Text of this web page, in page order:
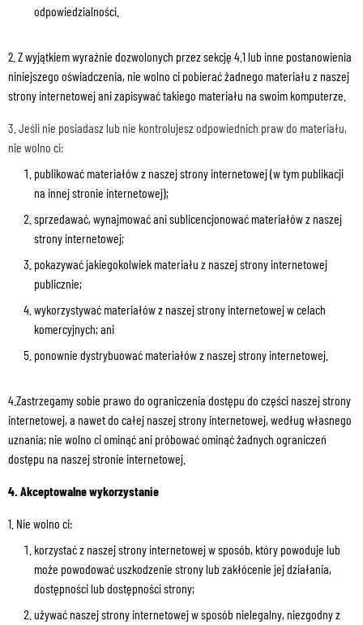
odpowiedzialności.
2. Z wyjątkiem wyraźnie dozwolonych przez sekcję 4.1 lub inne postanowienia
niniejszego oświadczenia, nie wolno ci pobierać żadnego materiału z naszej
strony internetowej ani zapisywać takiego materiału na swoim komputerze.
3. Jeśli nie posiadasz lub nie kontrolujesz odpowiednich praw do materiału,
nie wolno ci:
publikować materiałów z naszej strony internetowej (w tym publikacji
na innej stronie internetowej);
sprzedawać, wynajmować ani sublicencjonować materiałów z naszej
strony internetowej;
pokazywać jakiegokolwiek materiału z naszej strony internetowej
publicznie;
wykorzystywać materiałów z naszej strony internetowej w celach
komercyjnych; ani
ponownie dystrybuować materiałów z naszej strony internetowej.
4.Zastrzegamy sobie prawo do ograniczenia dostępu do części naszej strony
internetowej, a nawet do całej naszej strony internetowej, według własnego
uznania; nie wolno ci ominąć ani próbować ominąć żadnych ograniczeń
dostępu na naszej stronie internetowej.
4. Akceptowalne wykorzystanie
1. Nie wolno ci:
korzystać z naszej strony internetowej w sposób, który powoduje lub
może powodować uszkodzenie strony lub zakłócenie jej działania,
dostępności lub dostępności strony;
używać naszej strony internetowej w sposób nielegalny, niezgodny z